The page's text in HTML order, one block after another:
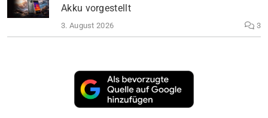
Akku vorgestellt
3. August 2026 3